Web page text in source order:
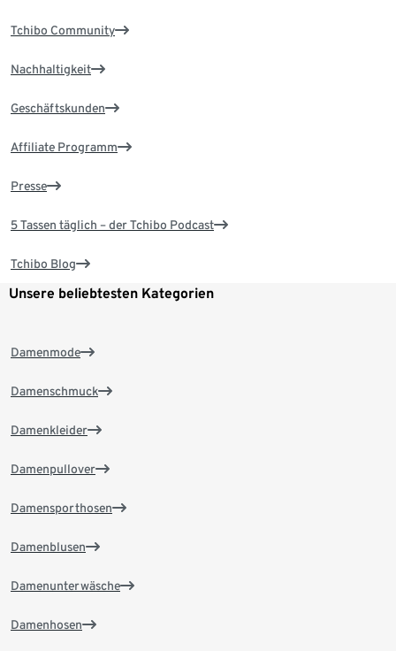
Tchibo Community
Nachhaltigkeit
Geschäftskunden
Affiliate Programm
Presse
5 Tassen täglich – der Tchibo Podcast
Tchibo Blog
Unsere beliebtesten Kategorien
Damenmode
Damenschmuck
Damenkleider
Damenpullover
Damensporthosen
Damenblusen
Damenunterwäsche
Damenhosen